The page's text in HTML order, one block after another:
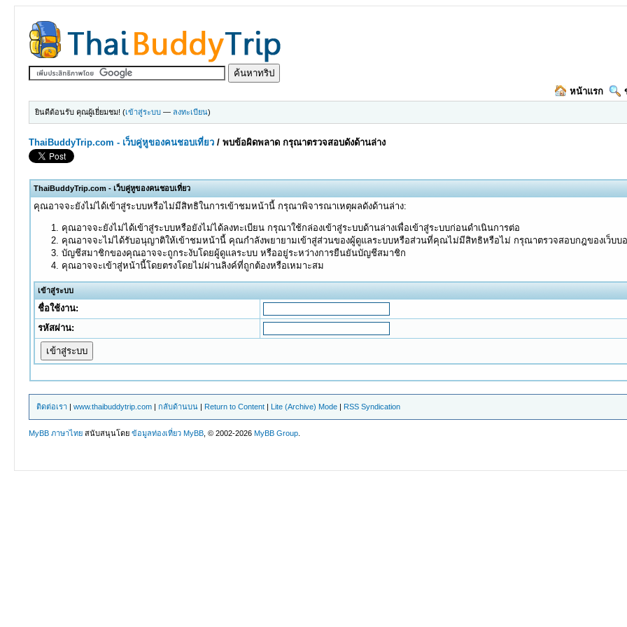
หน้าแรก
ยินดีต้อนรับ คุณผู้เยี่ยมชม! (เข้าสู่ระบบ — ลงทะเบียน)
ThaiBuddyTrip.com - เว็บคู่หูของคนชอบเที่ยว /พบข้อผิดพลาด กรุณาตรวจสอบดังด้านล่าง
ThaiBuddyTrip.com - เว็บคู่หูของคนชอบเที่ยว
คุณอาจจะยังไม่ได้เข้าสู่ระบบหรือไม่มีสิทธิในการเข้าชมหน้านี้ กรุณาพิจารณาเหตุผลดังด้านล่าง:
คุณอาจจะยังไม่ได้เข้าสู่ระบบหรือยังไม่ได้ลงทะเบียน กรุณาใช้กล่องเข้าสู่ระบบด้านล่างเพื่อเข้าสู่ระบบก่อนดำเนินการต่อ
คุณอาจจะไม่ได้รับอนุญาติให้เข้าชมหน้านี้ คุณกำลังพยายามเข้าสู่ส่วนของผู้ดูแลระบบหรือส่วนที่คุณไม่มีสิทธิหรือไม่ กรุณาตรวจสอบกฎของเว็บบอ
บัญชีสมาชิกของคุณอาจจะถูกระงับโดยผู้ดูแลระบบ หรืออยู่ระหว่างการยืนยันบัญชีสมาชิก
คุณอาจจะเข้าสู่หน้านี้โดยตรงโดยไม่ผ่านลิงค์ที่ถูกต้องหรือเหมาะสม
เข้าสู่ระบบ
ชื่อใช้งาน:
รหัสผ่าน:
ติดต่อเรา |www.thaibuddytrip.com |กลับด้านบน | Return to Content | Lite (Archive) Mode | RSS Syndication
MyBB ภาษาไทย สนับสนุนโดยข้อมูลท่องเที่ยว MyBB , © 2002-2026MyBB Group